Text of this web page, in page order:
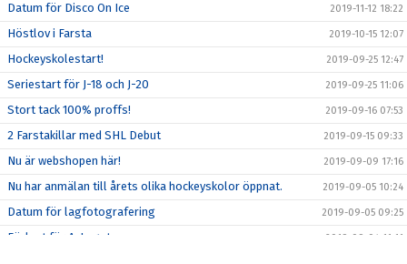
Datum för Disco On Ice 2019-11-12 18:22
Höstlov i Farsta 2019-10-15 12:07
Hockeyskolestart! 2019-09-25 12:47
Seriestart för J-18 och J-20 2019-09-25 11:06
Stort tack 100% proffs! 2019-09-16 07:53
2 Farstakillar med SHL Debut 2019-09-15 09:33
Nu är webshopen här! 2019-09-09 17:16
Nu har anmälan till årets olika hockeyskolor öppnat. 2019-09-05 10:24
Datum för lagfotografering 2019-09-05 09:25
Förlust för A-Laget 2019-09-04 11:11